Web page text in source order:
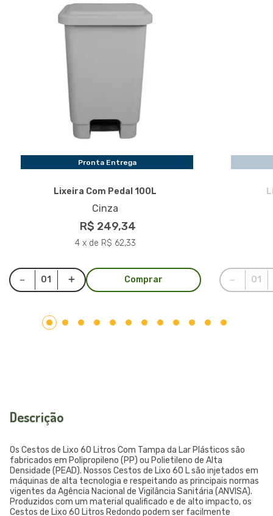
Pronta Entrega
Lixeira Com Pedal 100L
Cinza
R$ 249,34
4 x de R$ 62,33
Comprar
Descrição
Os Cestos de Lixo 60 Litros Com Tampa da Lar Plásticos são
fabricados em Polipropileno (PP) ou Polietileno de Alta
Densidade (PEAD). Nossos Cestos de Lixo 60 L são injetados em
máquinas de alta tecnologia e respeitando as principais normas
vigentes da Agência Nacional de Vigilância Sanitária (ANVISA).
Produzidos com um material qualificado e de alto impacto, os
Cestos de Lixo 60 Litros Redondo podem ser facilmente